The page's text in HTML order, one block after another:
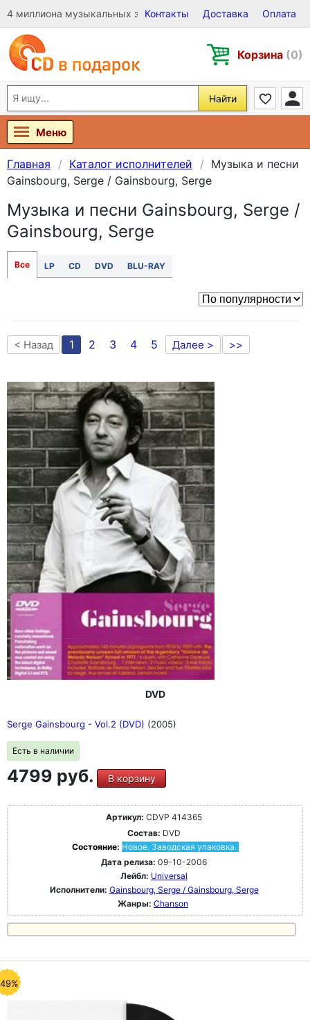
4 миллиона музыкальных записей на Виниле, CD и DVD
Контакты Доставка Оплата
Корзина (0)
Найти
Меню
Главная Каталог исполнителей
Музыка и песни
Gainsbourg, Serge / Gainsbourg, Serge
Музыка и песни Gainsbourg, Serge /
Gainsbourg, Serge
Все LP CD DVD BLU-RAY
< Назад 1 2 3 4 5 Далее > >>
DVD
Serge Gainsbourg - Vol.2 (DVD) (2005)
Есть в наличии
4799 руб. В корзину
Артикул: CDVP 414365
Состав: DVD
Состояние: Новое. Заводская упаковка.
Дата релиза: 09-10-2006
Лейбл: Universal
Исполнители: Gainsbourg, Serge / Gainsbourg, Serge
Жанры: Chanson